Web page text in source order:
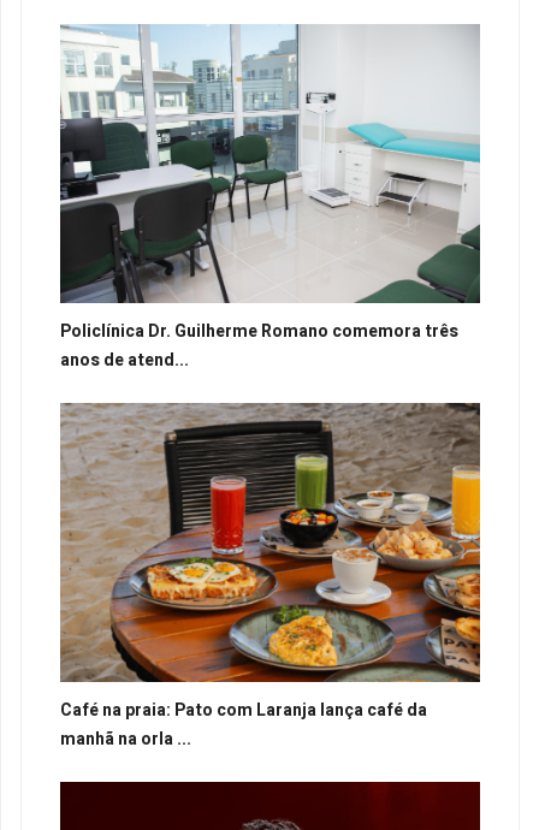
Policlínica Dr. Guilherme Romano comemora três
anos de atend...
Café na praia: Pato com Laranja lança café da
manhã na orla ...